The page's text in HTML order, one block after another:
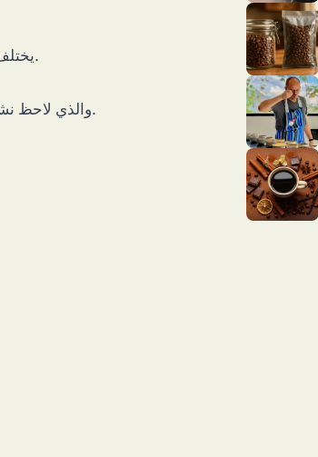
يختلف المؤرخون بين نسب القهوة لليمن أو إثيوبيا، لكن الأغلبية ترجّح موطنها الأصلي: مرتفعات إثيوبيا.
الأسطورة: الراعي كالدي Kaldi the Goatherd والذي لاحظ نشاط ماعزه بعد أكل ثمار حمراء من شجيرات البن.